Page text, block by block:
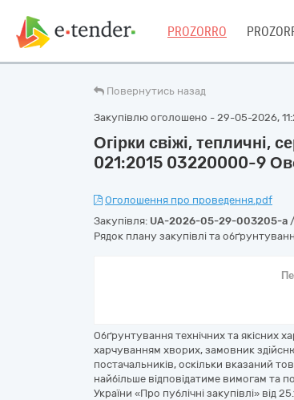
PROZORRO
Повернутись назад
Закупівлю оголошено - 29-05-2026,
Огірки свіжі, тепличні,
021:2015 03220000-9
Оголошення про проведення.pdf
Закупівля: UA-2026-05-29-003205-a /
Рядок плану закупівлі та
Обґрунтування технічних та якісних
харчуванням хворих, замовник
постачальників, оскільки вказаний
найбільше відповідатиме вимогам та
України «Про публічні закупівлі» від